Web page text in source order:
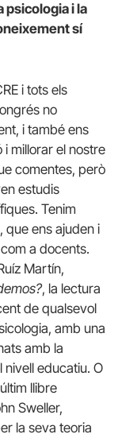
psicologia i la
sí
i tots els
no
i també ens
millorar el nostre
comentes, però
estudis
Tenim
que ens ajuden i
a docents.
Martín,
, la lectura
de qualsevol
amb una
amb la
educatiu. O
llibre
Sweller,
la seva teoria